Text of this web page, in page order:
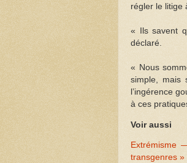
régler le litige
« Ils savent
déclaré.
« Nous
simple, mais
l’ingérence
à ces
Voir aussi
Extrémisme
transgenres »